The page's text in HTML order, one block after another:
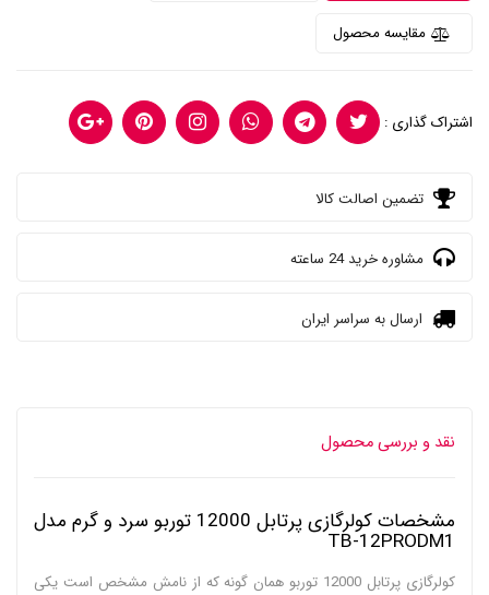
مقایسه محصول
اشتراک گذاری :
تضمین اصالت کالا
مشاوره خرید 24 ساعته
ارسال به سراسر ایران
نقد و بررسی محصول
مشخصات کولرگازی پرتابل 12000 توربو سرد و گرم مدل
TB-12PRODM1
کولرگازی پرتابل 12000 توربو همان گونه که از نامش مشخص است یکی